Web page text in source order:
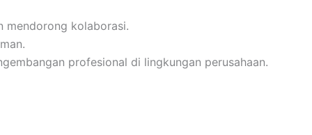
mendorong kolaborasi.
profesional di lingkungan perusahaan.